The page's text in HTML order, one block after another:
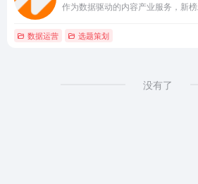
数据运营 选题策划
没有了